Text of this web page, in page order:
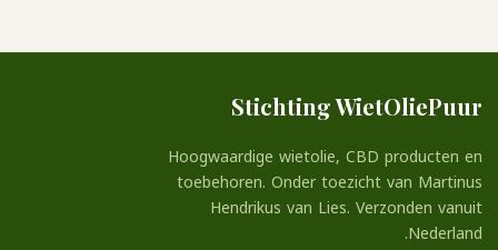
Stichting WietOliePuur
Hoogwaardige wietolie, CBD producten en
toebehoren. Onder toezicht van Martinus
Hendrikus van Lies. Verzonden vanuit
Nederland.